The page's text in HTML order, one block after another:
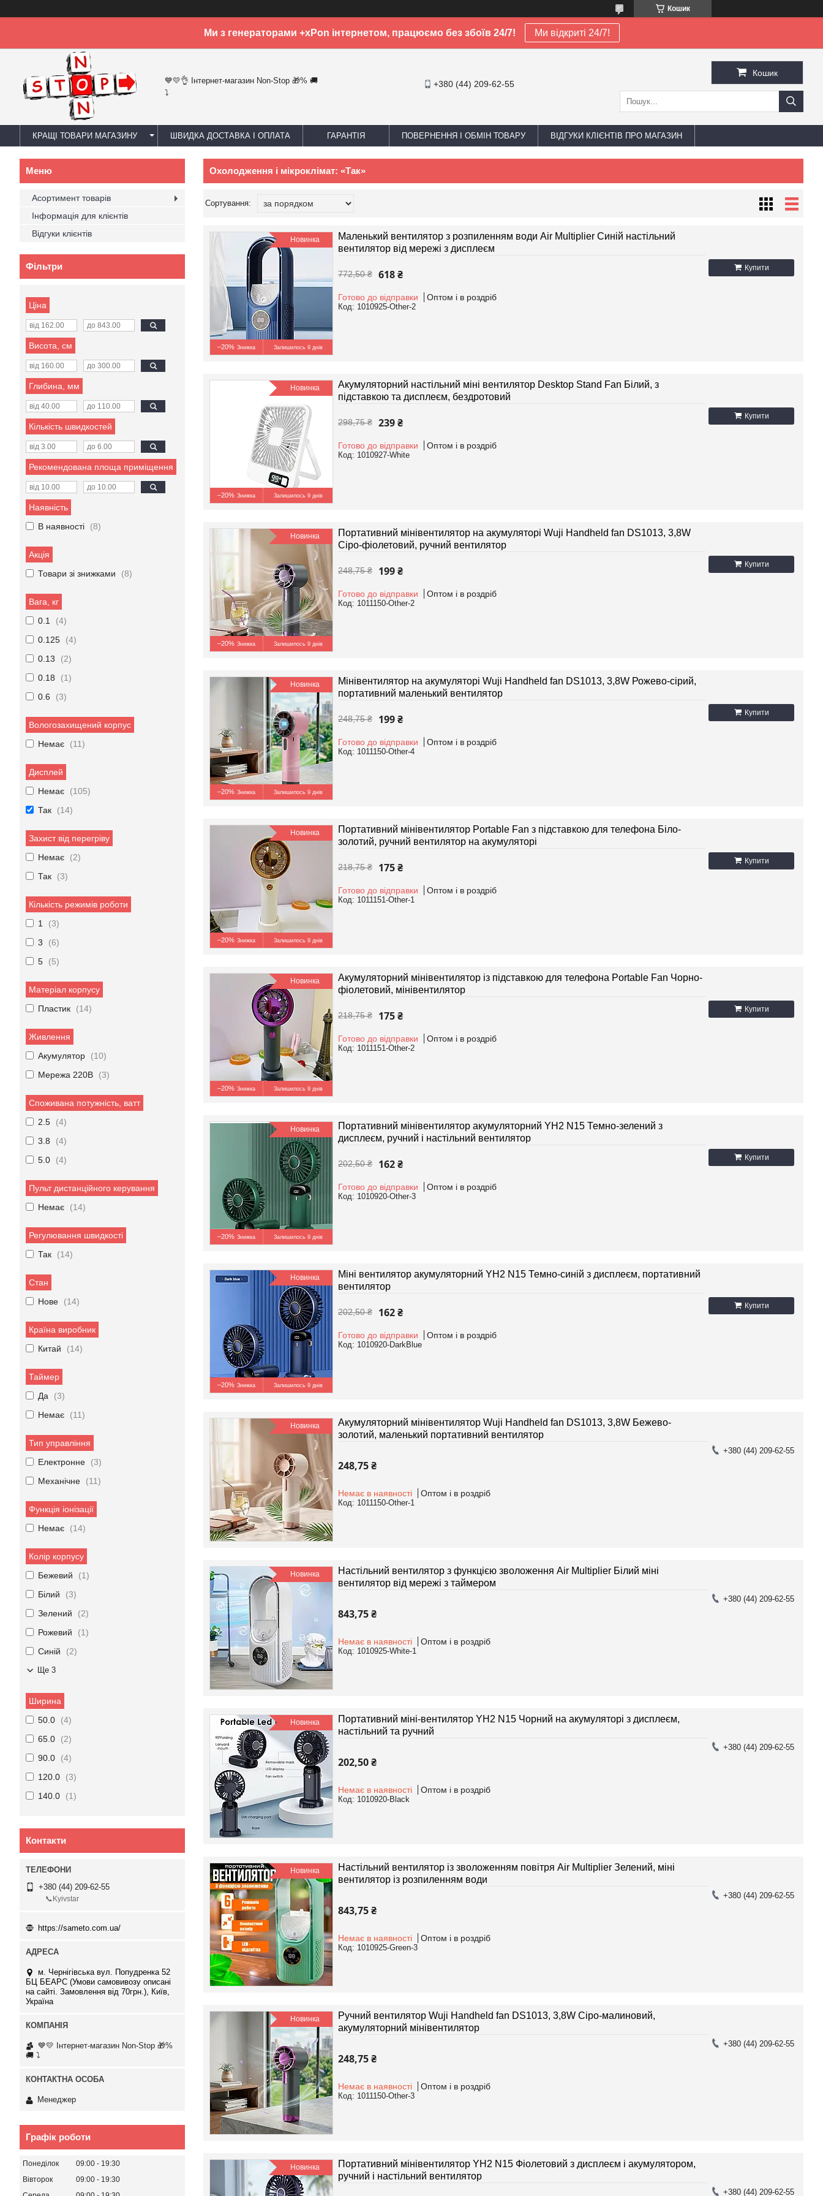
Кошик
Ми з генераторами +xPon інтернетом, працюємо без збоїв 24/7! Ми відкриті 24/7!
💙💛👌 Інтернет-магазин Non-Stop 🎁% 🚚
⤵
+380 (44) 209-62-55
Кошик
КРАЩІ ТОВАРИ МАГАЗИНУ ШВИДКА ДОСТАВКА І ОПЛАТА ГАРАНТІЯ ПОВЕРНЕННЯ І ОБМІН ТОВАРУ ВІДГУКИ КЛІЄНТІВ ПРО МАГАЗИН
Охолодження і мікроклімат: «Так»
Новинка
–20% Залишилось 9 днів
Купити
Маленький вентилятор з розпиленням води Air Multiplier Синій настільний
вентилятор від мережі з дисплеєм
772,50 ₴ 618 ₴
Готово до відправки Оптом і в роздріб
1010925-Other-2
Новинка
–20% Залишилось 9 днів
Купити
Акумуляторний настільний міні вентилятор Desktop Stand Fan Білий, з
підставкою та дисплеєм, бездротовий
298,75 ₴ 239 ₴
Готово до відправки Оптом і в роздріб
1010927-White
Новинка
–20% Залишилось 9 днів
Купити
Портативний мінівентилятор на акумуляторі Wuji Handheld fan DS1013, 3,8W
Сіро-фіолетовий, ручний вентилятор
248,75 ₴ 199 ₴
Готово до відправки Оптом і в роздріб
1011150-Other-2
Новинка
–20% Залишилось 9 днів
Купити
Мінівентилятор на акумуляторі Wuji Handheld fan DS1013, 3,8W Рожево-сірий,
портативний маленький вентилятор
248,75 ₴ 199 ₴
Готово до відправки Оптом і в роздріб
1011150-Other-4
Новинка
–20% Залишилось 9 днів
Купити
Портативний мінівентилятор Portable Fan з підставкою для телефона Біло-
золотий, ручний вентилятор на акумуляторі
218,75 ₴ 175 ₴
Готово до відправки Оптом і в роздріб
1011151-Other-1
Новинка
–20% Залишилось 9 днів
Купити
Акумуляторний мінівентилятор із підставкою для телефона Portable Fan Чорно-
фіолетовий, мінівентилятор
218,75 ₴ 175 ₴
Готово до відправки Оптом і в роздріб
1011151-Other-2
Новинка
–20% Залишилось 9 днів
Купити
Портативний мінівентилятор акумуляторний YH2 N15 Темно-зелений з
дисплеєм, ручний і настільний вентилятор
202,50 ₴ 162 ₴
Готово до відправки Оптом і в роздріб
1010920-Other-3
Новинка
–20% Залишилось 9 днів
Купити
Міні вентилятор акумуляторний YH2 N15 Темно-синій з дисплеєм, портативний
вентилятор
202,50 ₴ 162 ₴
Готово до відправки Оптом і в роздріб
1010920-DarkBlue
Новинка
+380 (44) 209-62-55
Акумуляторний мінівентилятор Wuji Handheld fan DS1013, 3,8W Бежево-
золотий, маленький портативний вентилятор
248,75 ₴
Немає в наявності Оптом і в роздріб
1011150-Other-1
Новинка
+380 (44) 209-62-55
Настільний вентилятор з функцією зволоження Air Multiplier Білий міні
вентилятор від мережі з таймером
843,75 ₴
Немає в наявності Оптом і в роздріб
1010925-White-1
Новинка
+380 (44) 209-62-55
Портативний міні-вентилятор YH2 N15 Чорний на акумуляторі з дисплеєм,
настільний та ручний
202,50 ₴
Немає в наявності Оптом і в роздріб
1010920-Black
Новинка
+380 (44) 209-62-55
Настільний вентилятор із зволоженням повітря Air Multiplier Зелений, міні
вентилятор із розпиленням води
843,75 ₴
Немає в наявності Оптом і в роздріб
1010925-Green-3
Новинка
+380 (44) 209-62-55
Ручний вентилятор Wuji Handheld fan DS1013, 3,8W Сіро-малиновий,
акумуляторний мінівентилятор
248,75 ₴
Немає в наявності Оптом і в роздріб
1011150-Other-3
Новинка
+380 (44) 209-62-55
Портативний мінівентилятор YH2 N15 Фіолетовий з дисплеєм і акумулятором,
ручний і настільний вентилятор
Асортимент товарів
Інформація для клієнтів
Відгуки клієнтів
Фільтри
Ціна
Висота, см
Глибина, мм
Кількість швидкостей
Рекомендована площа приміщення
Наявність
В наявності
8
Акція
Товари зі знижками
8
Вага, кг
0.1
4
0.125
4
0.13
2
0.18
1
0.6
3
Вологозахищений корпус
Немає
11
Дисплей
Немає
105
Так
14
Захист від перегріву
Немає
2
Так
3
Кількість режимів роботи
1
3
3
6
5
5
Матеріал корпусу
Пластик
14
Живлення
Акумулятор
10
Мережа 220В
3
Споживана потужність, ватт
2.5
4
3.8
4
5.0
4
Пульт дистанційного керування
Немає
14
Регулювання швидкості
Так
14
Стан
Нове
14
Країна виробник
Китай
14
Таймер
Да
3
Немає
11
Тип управління
Електронне
3
Механічне
11
Функція іонізації
Немає
14
Колір корпусу
Бежевий
1
Білий
3
Зелений
2
Рожевий
1
Синій
2
Ще 3
Ширина
50.0
4
65.0
2
90.0
4
120.0
3
140.0
1
Контакти
+380 (44) 209-62-55
📞Kyivstar
https://sameto.com.ua/
м. Чернігівська вул. Попудренка 52
БЦ БЕАРС (Умови самовивозу описані
на сайті. Замовлення від 70грн.), Київ,
Україна
💙💛 Інтернет-магазин Non-Stop 🎁%
🚚 ⤵
Менеджер
Графік роботи
Понеділок 09:00
19:30
Вівторок
09:00
19:30